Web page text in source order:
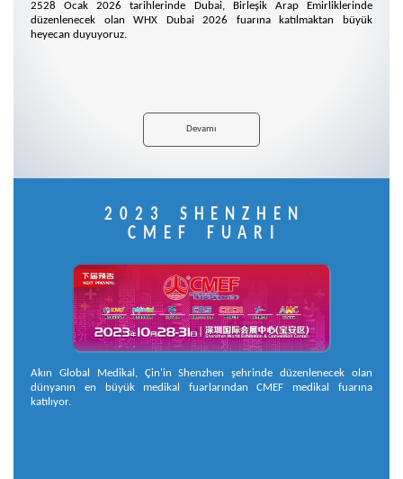
2528 Ocak 2026 tarihlerinde Dubai, Birleşik Arap Emirliklerinde
düzenlenecek olan WHX Dubai 2026 fuarına katılmaktan büyük
heyecan duyuyoruz.
Devamı
2023 SHENZHEN
CMEF FUARI
Akın Global Medikal, Çin'in Shenzhen şehrinde düzenlenecek olan
dünyanın en büyük medikal fuarlarından CMEF medikal fuarına
katılıyor.